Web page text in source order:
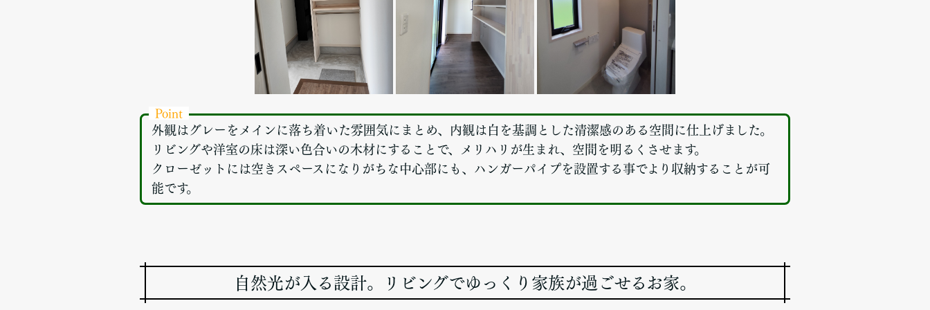
Point
外観はグレーをメインに落ち着いた雰囲気にまとめ、内観は白を基調とした清潔感のある空間に仕上げました。
リビングや洋室の床は深い色合いの木材にすることで、メリハリが生まれ、空間を明るくさせます。
クローゼットには空きスペースになりがちな中心部にも、ハンガーパイプを設置する事でより収納することが可
能です。
自然光が入る設計。リビングでゆっくり家族が過ごせるお家。